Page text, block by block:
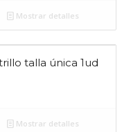
Mostrar detalles
talla única 1ud
Mostrar detalles